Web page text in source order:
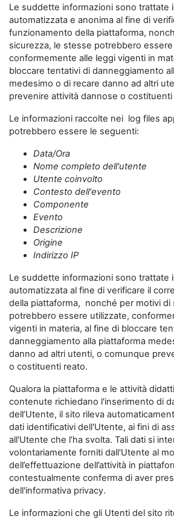
Le suddette informazioni sono trattate
automatizzata e anonima al fine di
funzionamento della piattaforma,
sicurezza, le stesse potrebbero
conformemente alle leggi vigenti in
bloccare tentativi di danneggiamento
medesimo o di recare danno ad altri
prevenire attività dannose o costituenti
Le informazioni raccolte nei log files
potrebbero essere le seguenti:
Data/Ora
Nome completo dell'utente
Utente coinvolto
Contesto dell'evento
Componente
Evento
Descrizione
Origine
Indirizzo IP
Le suddette informazioni sono trattate
automatizzata al fine di verificare il
della piattaforma, nonché per motivi di
potrebbero essere utilizzate,
vigenti in materia, al fine di bloccare
danneggiamento alla piattaforma
danno ad altri utenti, o comunque
o costituenti reato.
Qualora la piattaforma e le attività
contenute richiedano l'inserimento di
dell’Utente, il sito rileva
dati identificativi dell'Utente, ai fini di
all'Utente che l’ha svolta. Tali dati si
volontariamente forniti dall'Utente al
dell’effettuazione dell’attività in
contestualmente conferma di aver
dell'informativa privacy.
Le informazioni che gli Utenti del sito